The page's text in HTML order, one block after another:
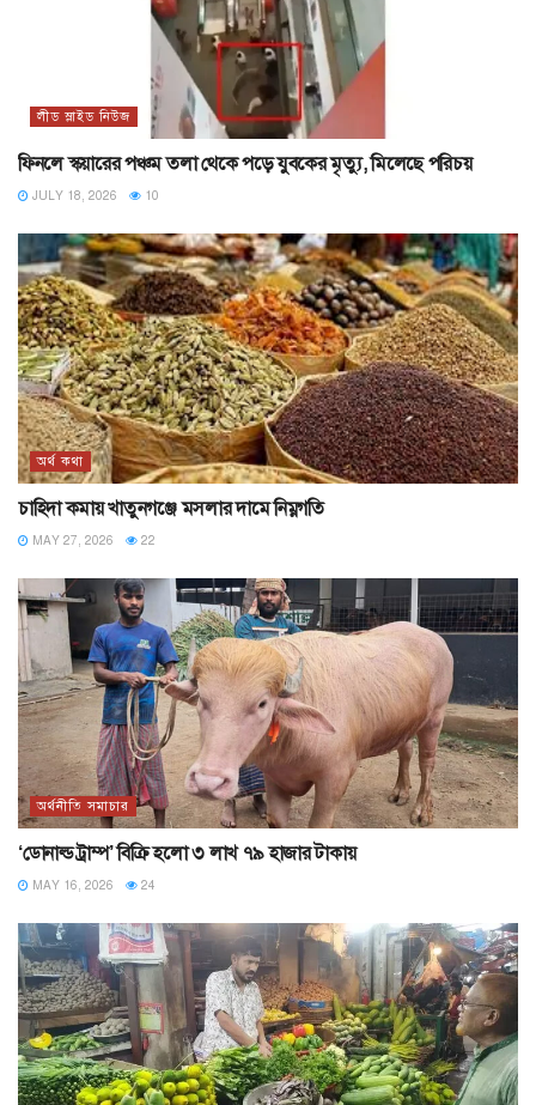
লীড স্লাইড নিউজ
ফিনলে স্কয়ারের পঞ্চম তলা থেকে পড়ে যুবকের মৃত্যু, মিলেছে পরিচয়
JULY 18, 2026 10
অর্থ কথা
চাহিদা কমায় খাতুনগঞ্জে মসলার দামে নিম্নগতি
MAY 27, 2026 22
অর্থনীতি সমাচার
‘ডোনাল্ড ট্রাম্প’ বিক্রি হলো ৩ লাখ ৭৯ হাজার টাকায়
MAY 16, 2026 24